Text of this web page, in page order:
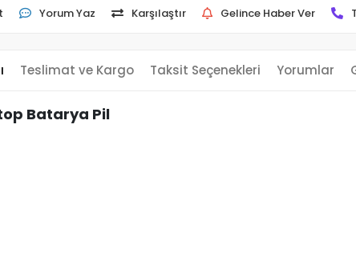
Yorum Yaz Karşılaştır Gelince Haber Ver
Teslimat ve Kargo Taksit Seçenekleri Yorumlar
Batarya Pil